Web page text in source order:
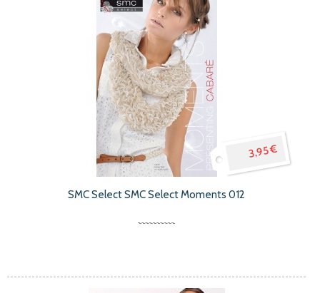
3,95 €
SMC Select SMC Select Moments 012